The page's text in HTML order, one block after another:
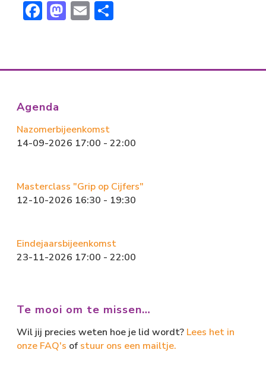
F
b
ok
M
o
n
E
l n
Agenda
Nazomerbijeenkomst
14-09-2026 17:00 - 22:00
Masterclass "Grip op Cijfers"
12-10-2026 16:30 - 19:30
Eindejaarsbijeenkomst
23-11-2026 17:00 - 22:00
Te mooi om te missen…
Wil jij precies weten hoe je lid wordt? Lees het in
onze FAQ's of stuur ons een mailtje.